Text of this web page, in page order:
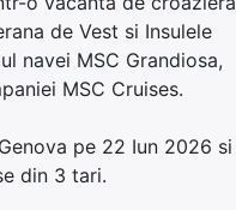
de Vest si Insulele
navei MSC Grandiosa,
MSC Cruises.
pe 22 Iun 2026 si
din 3 tari.